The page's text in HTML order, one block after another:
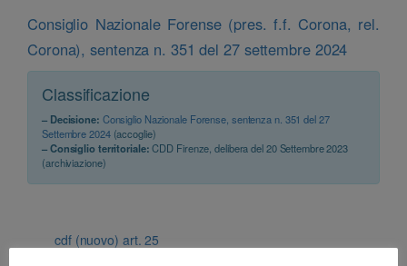
Consiglio Nazionale Forense (pres. f.f. Corona, rel.
Corona), sentenza n. 351 del 27 settembre 2024
Classificazione
– Decisione: Consiglio Nazionale Forense, sentenza n. 351 del 27
Settembre 2024(accoglie)
– Consiglio territoriale:CDD Firenze, delibera del 20 Settembre 2023
(archiviazione)
cdf (nuovo) art. 25